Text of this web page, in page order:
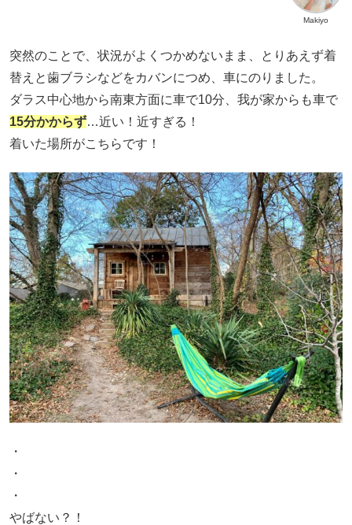
Makiyo
突然のことで、状況がよくつかめないまま、とりあえず着
替えと歯ブラシなどをカバンにつめ、車にのりました。
ダラス中心地から南東方面に車で10分、我が家からも車で
15分かからず…近い！近すぎる！
着いた場所がこちらです！
・
・
・
やばない？！